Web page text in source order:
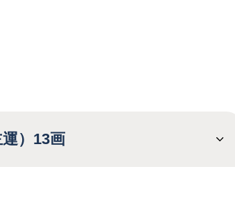
）13画